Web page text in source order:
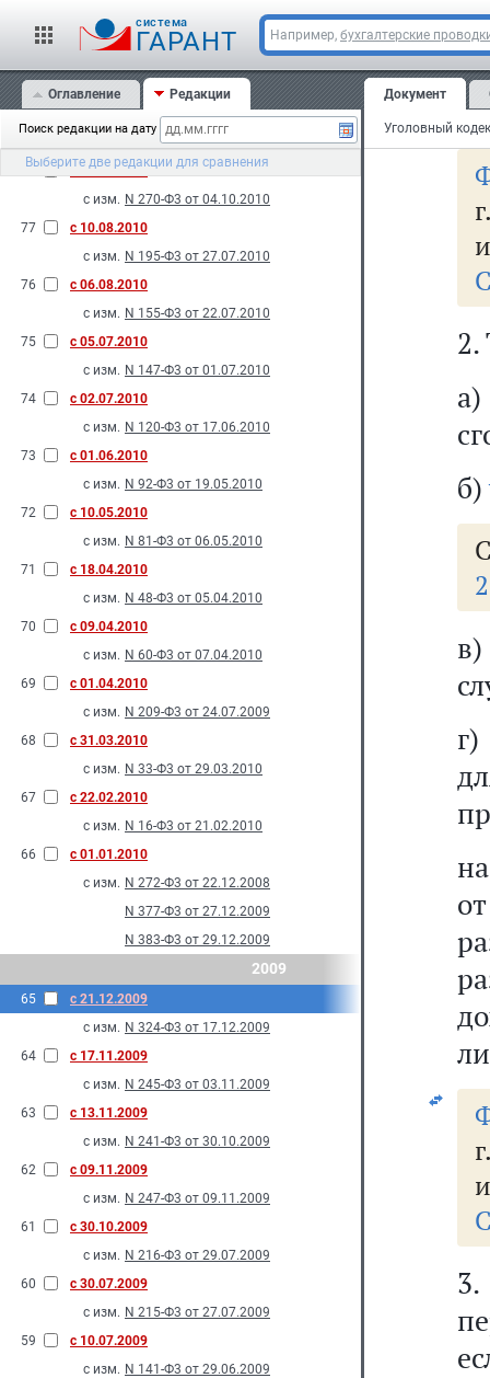
cистема
ГАРАНТ Например, бухгалтерские
Оглавление Редакции
Поиск редакции на дату
Выберите две редакции для сравнения
с изм.
N 87-Ф3 от 19.05.2010
N 263-Ф3 от 04.10.2010
79
с 29.10.2010
N 197-Ф3 от 27.07.2010
78
с 06.10.2010
с изм. N 270-Ф3 от 04.10.2010
77
с 10.08.2010
с изм. N 195-Ф3 от 27.07.2010
76
с 06.08.2010
с изм. N 155-Ф3 от 22.07.2010
75
с 05.07.2010
с изм. N 147-Ф3 от 01.07.2010
74
с 02.07.2010
с изм. N 120-Ф3 от 17.06.2010
73
с 01.06.2010
с изм. N 92-Ф3 от 19.05.2010
72
с 10.05.2010
с изм. N 81-Ф3 от 06.05.2010
71
с 18.04.2010
с изм. N 48-Ф3 от 05.04.2010
70
с 09.04.2010
с изм. N 60-Ф3 от 07.04.2010
69
с 01.04.2010
с изм. N 209-Ф3 от 24.07.2009
68
с 31.03.2010
с изм. N 33-Ф3 от 29.03.2010
67
с 22.02.2010
с изм. N 16-Ф3 от 21.02.2010
66
с 01.01.2010
с изм. N 272-Ф3 от 22.12.2008
N 377-Ф3 от 27.12.2009
N 383-Ф3 от 29.12.2009
2009
65
с 21.12.2009
с изм. N 324-Ф3 от 17.12.2009
64
с 17.11.2009
с изм. N 245-Ф3 от 03.11.2009
63
с 13.11.2009
с изм. N 241-Ф3 от 30.10.2009
62
с 09.11.2009
с изм. N 247-Ф3 от 09.11.2009
61
с 30.10.2009
с изм. N 216-Ф3 от 29.07.2009
60
с 30.07.2009
с изм. N 215-Ф3 от 27.07.2009
59
с 10.07.2009
с изм. N 141-Ф3 от 29.06.2009
Документ
2.
б)